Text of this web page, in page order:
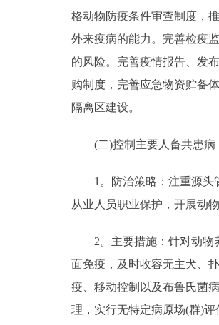
格动物防疫条件审查制度，
外来疫病的能力。完善检疫
的风险。完善疫情报告、发
购制度，完善应急物资贮备
隔离区建设。
(二)控制主要人畜共患病
1。防治策略：注重源头管
从业人员职业保护，开展动
2。主要措施：针对动物养
面免疫，及时收容无主犬、
疫、移动控制以及布鲁氏菌
理，实行无特定病原场(群)评